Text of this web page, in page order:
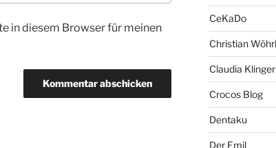
in diesem Browser für meinen
CeKaDo
Christian Wöhrl
Claudia Klinger
Crocos Blog
Dentaku
Der Emil